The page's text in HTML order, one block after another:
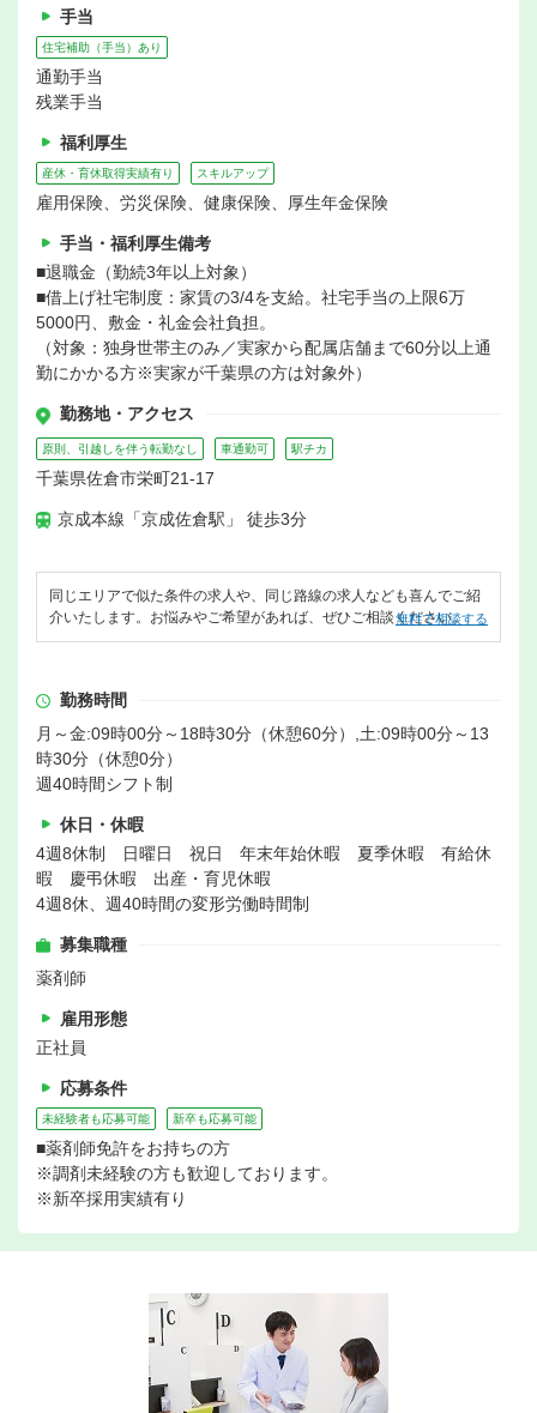
手当
住宅補助（手当）あり
通勤手当
残業手当
福利厚生
産休・育休取得実績有り スキルアップ
雇用保険、労災保険、健康保険、厚生年金保険
手当・福利厚生備考
■退職金（勤続3年以上対象）
■借上げ社宅制度：家賃の3/4を支給。社宅手当の上限6万
5000円、敷金・礼金会社負担。
（対象：独身世帯主のみ／実家から配属店舗まで60分以上通
勤にかかる方※実家が千葉県の方は対象外）
勤務地・アクセス
原則、引越しを伴う転勤なし 車通勤可 駅チカ
千葉県佐倉市栄町21-17
京成本線「京成佐倉駅」 徒歩3分
同じエリアで似た条件の求人や、同じ路線の求人なども喜んでご紹
介いたします。お悩みやご希望があれば、ぜひご相談ください。
無料で相談する
勤務時間
月～金:09時00分～18時30分（休憩60分）,土:09時00分～13
時30分（休憩0分）
週40時間シフト制
休日・休暇
4週8休制 日曜日 祝日 年末年始休暇 夏季休暇 有給休
暇 慶弔休暇 出産・育児休暇
4週8休、週40時間の変形労働時間制
募集職種
薬剤師
雇用形態
正社員
応募条件
未経験者も応募可能 新卒も応募可能
■薬剤師免許をお持ちの方
※調剤未経験の方も歓迎しております。
※新卒採用実績有り